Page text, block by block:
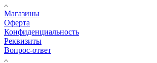
Магазины
Оферта
Конфиденциальность
Реквизиты
Вопрос-ответ